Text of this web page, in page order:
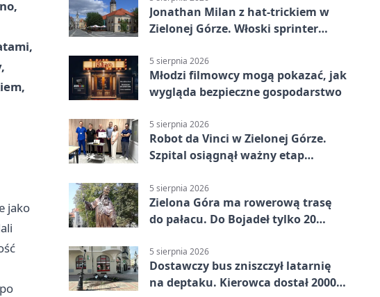
jako
Jonathan Milan z hat-trickiem w
Zielonej Górze. Włoski sprinter
5 sierpnia 2026
Młodzi filmowcy mogą pokazać, jak
wygląda bezpieczne gospodarstwo
5 sierpnia 2026
Robot da Vinci w Zielonej Górze.
Szpital osiągnął ważny etap
5 sierpnia 2026
Zielona Góra ma rowerową trasę
do pałacu. Do Bojadeł tylko 20
5 sierpnia 2026
Dostawczy bus zniszczył latarnię
na deptaku. Kierowca dostał 2000